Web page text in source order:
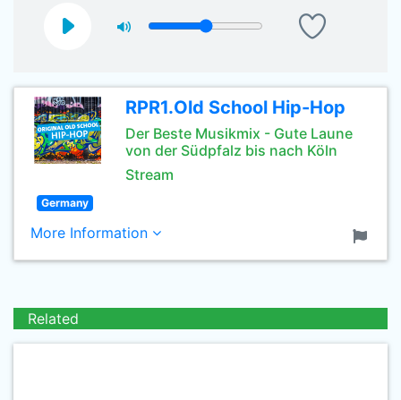
RPR1.Old School Hip-Hop
Der Beste Musikmix - Gute Laune
von der Südpfalz bis nach Köln
Stream
Germany
More Information
Related